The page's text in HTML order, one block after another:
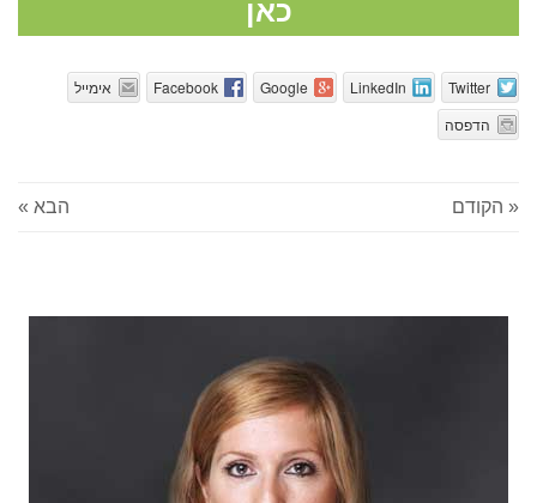
כאן
Twitter
LinkedIn
Google
Facebook
אימייל
הדפסה
« הקודם הבא »